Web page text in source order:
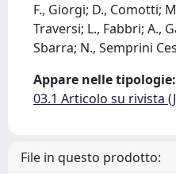
F., Giorgi; D., Comotti;
Traversi; L., Fabbri; A.,
Sbarra; N., Semprini
Appare nelle tipologie:
03.1 Articolo su rivista
File in questo prodotto: